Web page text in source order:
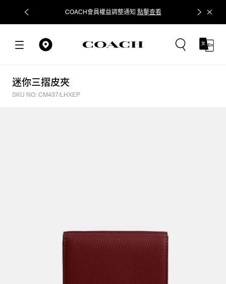
COACH會員權益調整通知 點擊查看 立即追蹤
迷你三摺皮夾
SKU NO: CM437/LHXEP